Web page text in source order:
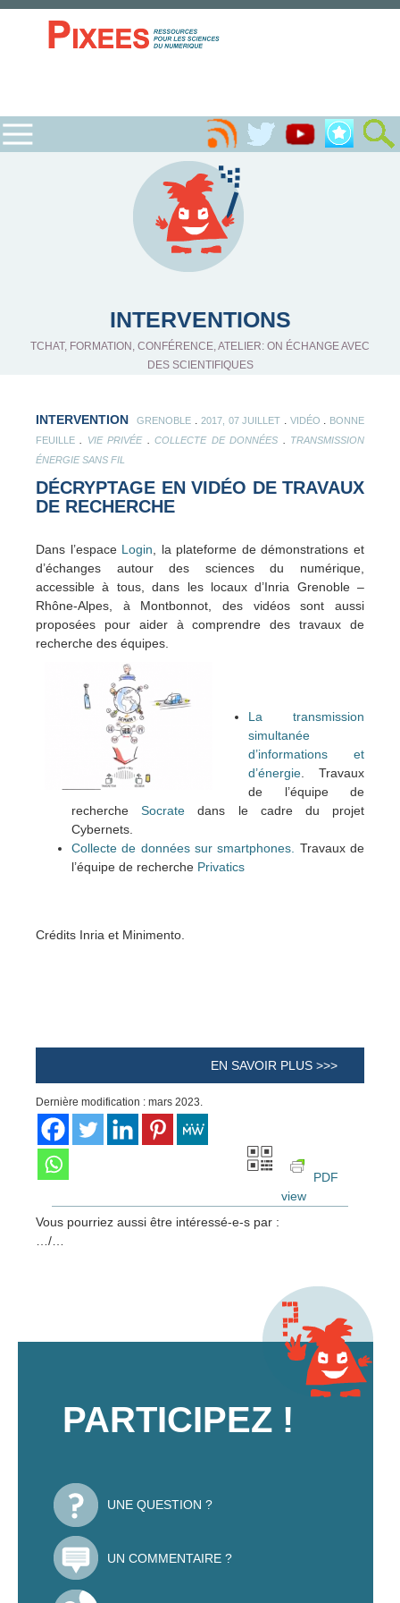
INTERVENTIONS
TCHAT, FORMATION, CONFÉRENCE, ATELIER: ON ÉCHANGE AVEC
DES SCIENTIFIQUES
INTERVENTION GRENOBLE 2017, 07 JUILLET VIDÉO
BONNE
FEUILLE
VIE PRIVÉE.COLLECTE DE DONNÉES
TRANSMISSION
ÉNERGIE SANS FIL
DÉCRYPTAGE EN VIDÉO DE TRAVAUX
DE RECHERCHE
Dans l’espace Login , la plateforme de démonstrations et
d’échanges autour des sciences du numérique,
accessible à tous, dans les locaux d’Inria Grenoble –
Rhône-Alpes, à Montbonnot, des vidéos sont aussi
proposées pour aider à comprendre des travaux de
recherche des équipes.
La transmission
simultanée
d’informations et
d’énergie . Travaux
de l’équipe de
rechercheSocrate dans le cadre du projet
Cybernets.
Collecte de données sur smartphones. Travaux de
l’équipe de recherche Privatics
Crédits Inria et Minimento.
EN SAVOIR PLUS >>>
Dernière modification : mars 2023.
PDF
view
Vous pourriez aussi être intéressé-e-s par :
…/…
PARTICIPEZ !
UNE QUESTION ?
UN COMMENTAIRE ?